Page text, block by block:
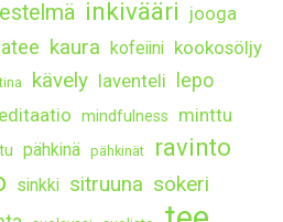
inkivääri jooga
kaura kofeiini kookosöljy
kävely laventeli lepo
mindfulness minttu
pähkinä pähkinät ravinto
sinkki sitruuna sokeri